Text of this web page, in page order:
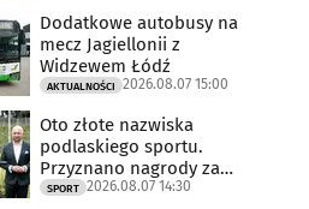
Dodatkowe autobusy na
mecz Jagiellonii z
Widzewem Łódź
AKTUALNOŚCI 2026.08.07 15:00
Oto złote nazwiska
podlaskiego sportu.
Przyznano nagrody za
2025 rok
SPORT 2026.08.07 14:30